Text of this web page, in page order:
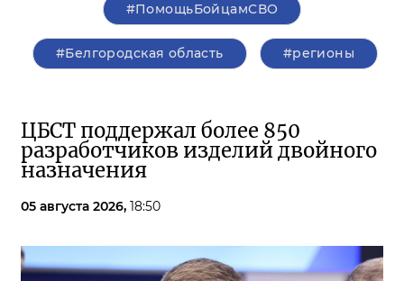
#ПомощьБойцамСВО
#Белгородская область #регионы
ЦБСТ поддержал более 850
разработчиков изделий двойного
назначения
05 августа 2026, 18:50